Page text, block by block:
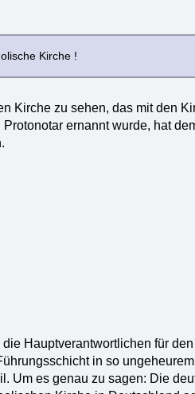
Kirche !
Kirche zu sehen, das mit den
ernannt wurde, hat
Hauptverantwortlichen für
in so
Um es genau zu sagen: Die